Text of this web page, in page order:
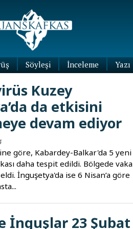
Söyleşi İnceleme
Yazı
Kuzey
da etkisini
devam ediyor
göre, Kabardey-Balkar'da 5 yeni
daha tespit edildi. Bölgede vaka
İnguşetya'da ise 6 Nisan’a göre
İnguşlar 23 Şubat